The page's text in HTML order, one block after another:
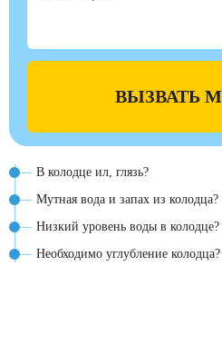
ВЫЗВАТЬ
В колодце ил, глязь?
Мутная вода и запах из колодца?
Низкий уровень воды в колодце?
Необходимо углубление колодца?